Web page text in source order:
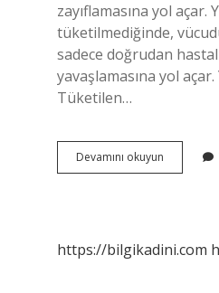
zayıflamasına yol
tüketilmediğinde,
sadece doğrudan
yavaşlamasına yol
Tüketilen…
Devamını okuyun Yetersiz
https://bilgikadini.com